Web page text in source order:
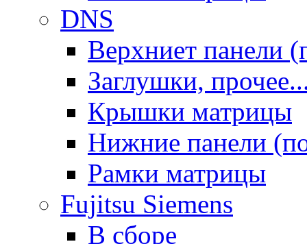
DNS
Верхниет панели
Заглушки,
Крышки матрицы
Нижние панели
Рамки матрицы
Fujitsu Siemens
В сборе